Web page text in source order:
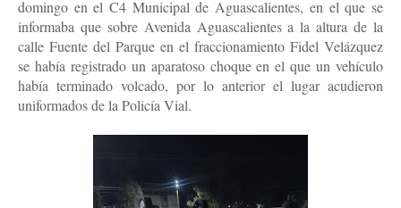
domingo en el C4 Municipal de Aguascalientes, en el que se
informaba que sobre Avenida Aguascalientes a la altura de la
calle Fuente del Parque en el fraccionamiento Fidel Velázquez
se había registrado un aparatoso choque en el que un vehículo
había terminado volcado, por lo anterior el lugar acudieron
uniformados de la Policía Vial.